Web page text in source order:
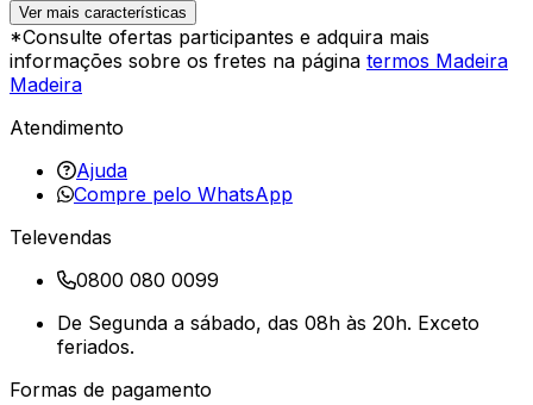
Ver mais características
*Consulte ofertas participantes e adquira mais
informações sobre os fretes na página termos Madeira
Madeira
Atendimento
Ajuda
Compre pelo WhatsApp
Televendas
0800 080 0099
De Segunda a sábado, das 08h às 20h. Exceto
feriados.
Formas de pagamento